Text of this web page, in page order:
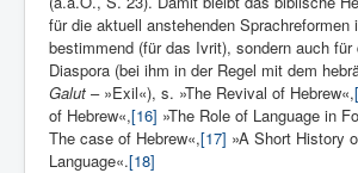
für die aktuell anstehenden Sprachreformen
bestimmend (für das Ivrit), sondern auch für
Diaspora (bei ihm in der Regel mit dem
Galut – »Exil«), s. »The Revival of Hebrew«,
of Hebrew«,[16] »The Role of Language in
The case of Hebrew«,[17] »A Short History
Language«.[18]